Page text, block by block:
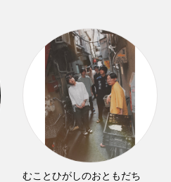
むことひがしのおともだち